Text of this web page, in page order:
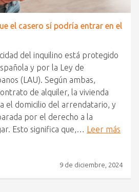
el casero sí podría entrar en el
del inquilino está protegido
y por la Ley de
(LAU). Según ambas,
de alquiler, la vivienda
el domicilio del arrendatario, y
por el derecho a la
Esto significa que,… Leer más
9 de diciembre, 2024